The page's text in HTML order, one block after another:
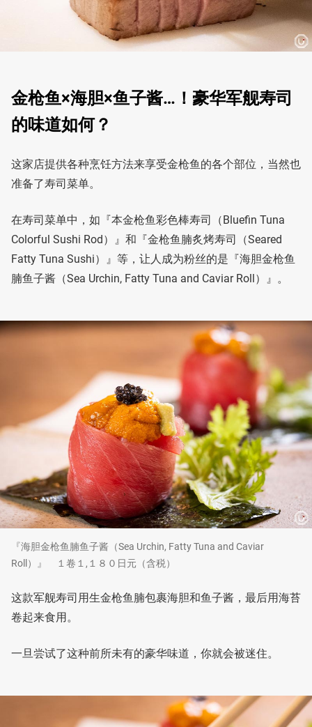
金枪鱼×海胆×鱼子酱…！豪华军舰寿司
的味道如何？
这家店提供各种烹饪方法来享受金枪鱼的各个部位，当然也
准备了寿司菜单。
在寿司菜单中，如『本金枪鱼彩色棒寿司（Bluefin Tuna
Colorful Sushi Rod）』和『金枪鱼腩炙烤寿司（Seared
Fatty Tuna Sushi）』等，让人成为粉丝的是『海胆金枪鱼
腩鱼子酱（Sea Urchin, Fatty Tuna and Caviar Roll）』。
『海胆金枪鱼腩鱼子酱（Sea Urchin, Fatty Tuna and Caviar
Roll）』 １卷１,１８０日元（含税）
这款军舰寿司用生金枪鱼腩包裹海胆和鱼子酱，最后用海苔
卷起来食用。
一旦尝试了这种前所未有的豪华味道，你就会被迷住。